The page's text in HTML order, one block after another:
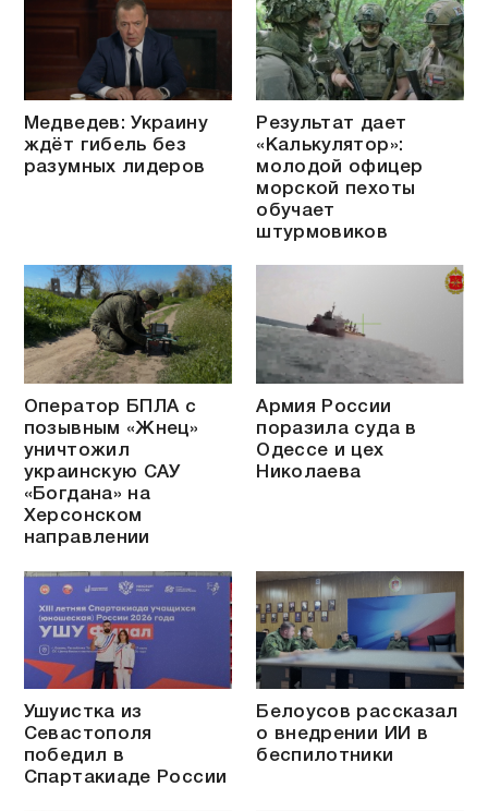
Медведев: Украину
ждёт гибель без
разумных лидеров
Результат дает
«Калькулятор»:
молодой офицер
морской пехоты
обучает
штурмовиков
Оператор БПЛА с
позывным «Жнец»
уничтожил
украинскую САУ
«Богдана» на
Херсонском
направлении
Армия России
поразила суда в
Одессе и цех
Николаева
Ушуистка из
Севастополя
победил в
Спартакиаде России
Белоусов рассказал
о внедрении ИИ в
беспилотники